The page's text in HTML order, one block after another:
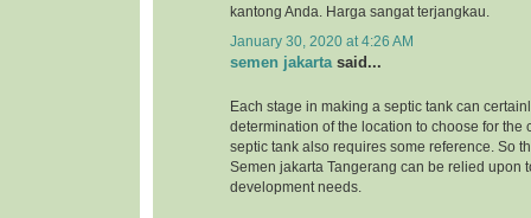
kantong Anda. Harga sangat terjangkau.
January 30, 2020 at 4:26 AM
semen jakarta said...
Each stage in making a septic tank can
determination of the location to choose for the
septic tank also requires some reference. So
Semen jakarta Tangerang can be relied upon
development needs.